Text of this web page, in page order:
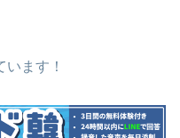
ます！